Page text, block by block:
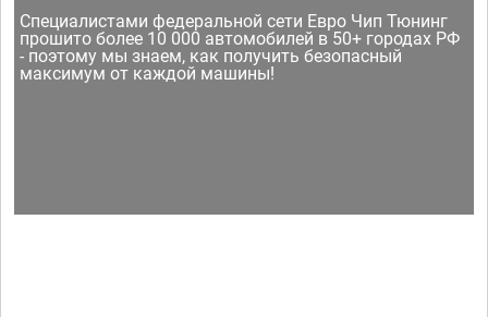
Специалистами федеральной сети Евро Чип Тюнинг
прошито более 10 000 автомобилей в 50+ городах РФ
- поэтому мы знаем, как получить безопасный
максимум от каждой машины!